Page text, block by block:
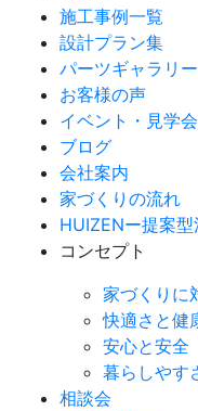
施工事例一覧
設計プラン集
パーツギャラリー
お客様の声
イベント・見学会
ブログ
会社案内
家づくりの流れ
HUIZENー提案
コンセプト
家づくりに
快適さと健
安心と安全
暮らしやす
相談会